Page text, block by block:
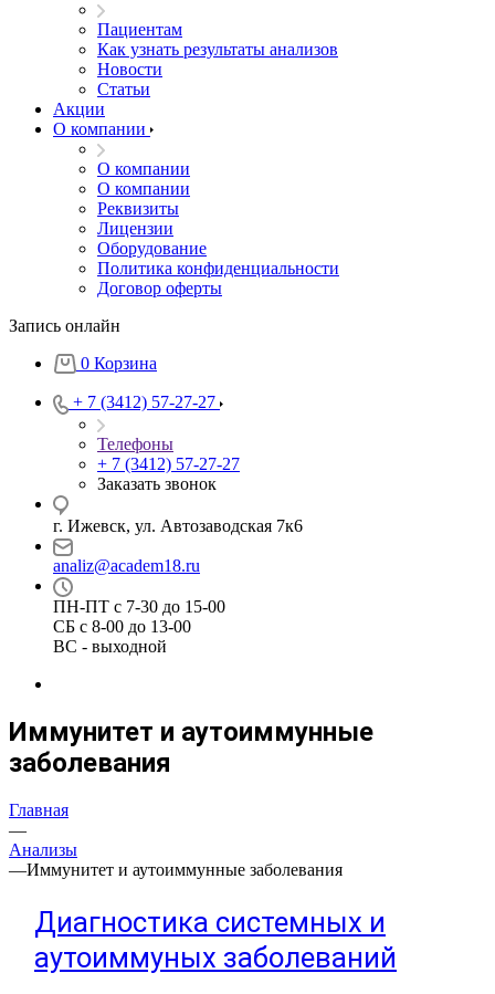
Пациентам
Как узнать результаты анализов
Новости
Статьи
Акции
О компании
О компании
О компании
Реквизиты
Лицензии
Оборудование
Политика конфиденциальности
Договор оферты
Запись онлайн
0 Корзина
+ 7 (3412) 57-27-27
Телефоны
+ 7 (3412) 57-27-27
Заказать звонок
г. Ижевск, ул. Автозаводская 7к6
analiz@academ18.ru
ПН-ПТ с 7-30 до 15-00
СБ с 8-00 до 13-00
ВС - выходной
Иммунитет и аутоиммунные
заболевания
Главная
—
Анализы
—Иммунитет и аутоиммунные заболевания
Диагностика системных и
аутоиммуных заболеваний